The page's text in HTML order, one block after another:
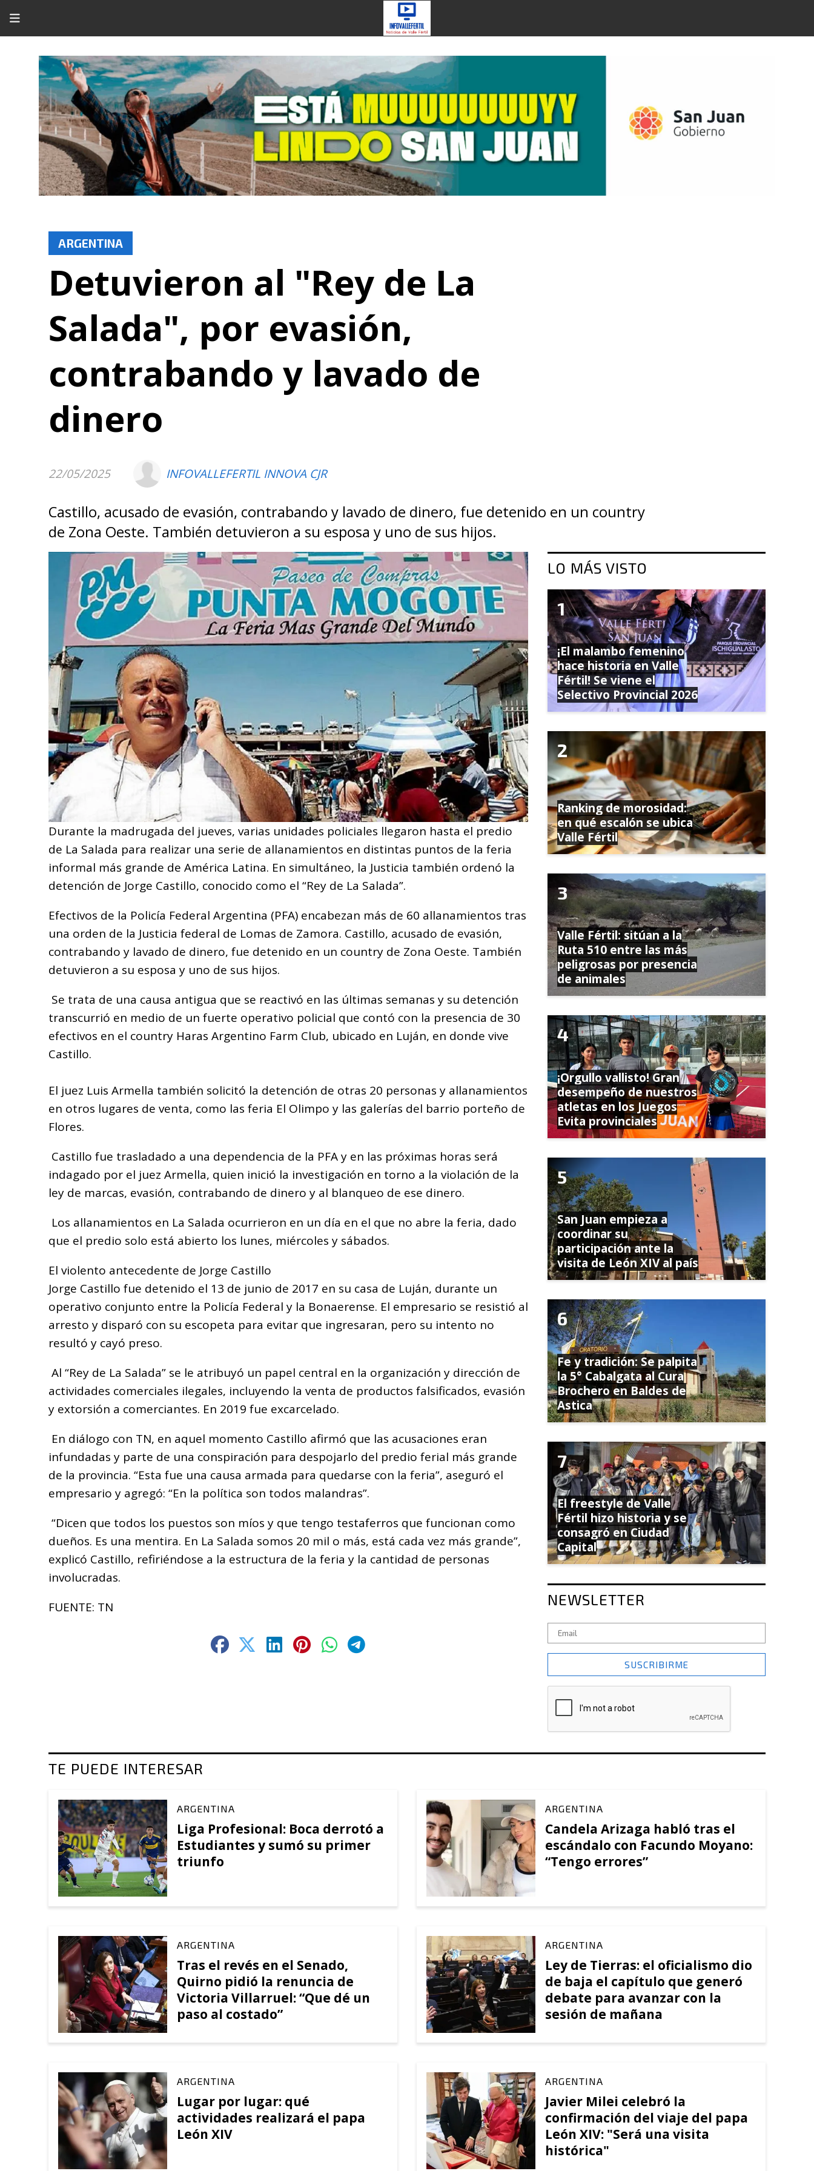
Detuvieron al "Rey de La
Salada", por evasión,
contrabando y lavado de
dinero
Castillo, acusado de evasión, contrabando y lavado de dinero, fue detenido en un country
de Zona Oeste. También detuvieron a su esposa y uno de sus hijos.
ARGENTINA
22/05/2025 INFOVALLEFERTIL INNOVA CJR
Durante la madrugada del jueves, varias unidades policiales llegaron hasta el predio
de La Salada para realizar una serie de allanamientos en distintas puntos de la feria
informal más grande de América Latina. En simultáneo, la Justicia también ordenó la
detención de Jorge Castillo, conocido como el “Rey de La Salada”.
Efectivos de la Policía Federal Argentina (PFA) encabezan más de 60 allanamientos tras
una orden de la Justicia federal de Lomas de Zamora. Castillo, acusado de evasión,
contrabando y lavado de dinero, fue detenido en un country de Zona Oeste. También
detuvieron a su esposa y uno de sus hijos.
Se trata de una causa antigua que se reactivó en las últimas semanas y su detención
transcurrió en medio de un fuerte operativo policial que contó con la presencia de 30
efectivos en el country Haras Argentino Farm Club, ubicado en Luján, en donde vive
Castillo.
El juez Luis Armella también solicitó la detención de otras 20 personas y allanamientos
en otros lugares de venta, como las feria El Olimpo y las galerías del barrio porteño de
Flores.
Castillo fue trasladado a una dependencia de la PFA y en las próximas horas será
indagado por el juez Armella, quien inició la investigación en torno a la violación de la
ley de marcas, evasión, contrabando de dinero y al blanqueo de ese dinero.
Los allanamientos en La Salada ocurrieron en un día en el que no abre la feria, dado
que el predio solo está abierto los lunes, miércoles y sábados.
El violento antecedente de Jorge Castillo
Jorge Castillo fue detenido el 13 de junio de 2017 en su casa de Luján, durante un
operativo conjunto entre la Policía Federal y la Bonaerense. El empresario se resistió al
arresto y disparó con su escopeta para evitar que ingresaran, pero su intento no
resultó y cayó preso.
Al “Rey de La Salada” se le atribuyó un papel central en la organización y dirección de
actividades comerciales ilegales, incluyendo la venta de productos falsificados, evasión
y extorsión a comerciantes. En 2019 fue excarcelado.
En diálogo con TN, en aquel momento Castillo afirmó que las acusaciones eran
infundadas y parte de una conspiración para despojarlo del predio ferial más grande
de la provincia. “Esta fue una causa armada para quedarse con la feria”, aseguró el
empresario y agregó: “En la política son todos malandras”.
“Dicen que todos los puestos son míos y que tengo testaferros que funcionan como
dueños. Es una mentira. En La Salada somos 20 mil o más, está cada vez más grande”,
explicó Castillo, refiriéndose a la estructura de la feria y la cantidad de personas
involucradas.
FUENTE: TN
TE PUEDE INTERESAR
Liga Profesional: Boca derrotó a
Estudiantes y sumó su primer
triunfo
ARGENTINA
Candela Arizaga habló tras el
escándalo con Facundo Moyano:
“Tengo errores”
ARGENTINA
Tras el revés en el Senado,
Quirno pidió la renuncia de
Victoria Villarruel: “Que dé un
paso al costado”
ARGENTINA
Ley de Tierras: el oficialismo dio
de baja el capítulo que generó
debate para avanzar con la
sesión de mañana
ARGENTINA
Lugar por lugar: qué
actividades realizará el papa
León XIV
ARGENTINA
Javier Milei celebró la
confirmación del viaje del papa
León XIV: "Será una visita
histórica"
ARGENTINA
LO MÁS VISTO
¡El malambo femenino
hace historia en Valle
Fértil! Se viene el
Selectivo Provincial 2026
Ranking de morosidad:
en qué escalón se ubica
Valle Fértil
Valle Fértil: sitúan a la
Ruta 510 entre las más
peligrosas por presencia
de animales
¡Orgullo vallisto! Gran
desempeño de nuestros
atletas en los Juegos
Evita provinciales
San Juan empieza a
coordinar su
participación ante la
visita de León XIV al país
Fe y tradición: Se palpita
la 5° Cabalgata al Cura
Brochero en Baldes de
Astica
El freestyle de Valle
Fértil hizo historia y se
consagró en Ciudad
Capital
NEWSLETTER
SUSCRIBIRME